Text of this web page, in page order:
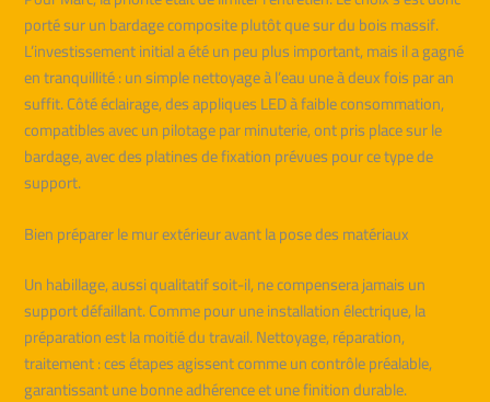
porté sur un bardage composite plutôt que sur du bois massif.
L’investissement initial a été un peu plus important, mais il a gagné
en tranquillité : un simple nettoyage à l’eau une à deux fois par an
suffit. Côté éclairage, des appliques LED à faible consommation,
compatibles avec un pilotage par minuterie, ont pris place sur le
bardage, avec des platines de fixation prévues pour ce type de
support.
Bien préparer le mur extérieur avant la pose des matériaux
Un habillage, aussi qualitatif soit-il, ne compensera jamais un
support défaillant. Comme pour une installation électrique, la
préparation est la moitié du travail. Nettoyage, réparation,
traitement : ces étapes agissent comme un contrôle préalable,
garantissant une bonne adhérence et une finition durable.